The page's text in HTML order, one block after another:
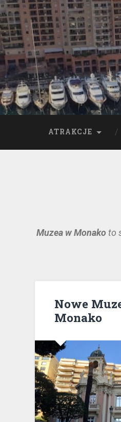
ATRAKCJE
Muzea w Monakoto
Nowe
Monako